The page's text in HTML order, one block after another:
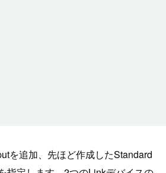
を追加、先ほど作成したStandard